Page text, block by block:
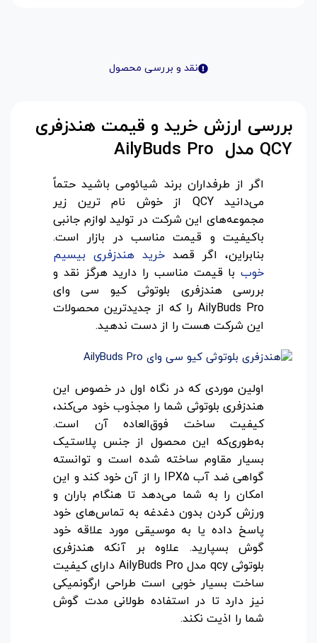
نقد و بررسی محصول
بررسی ارزش خرید و قیمت هندزفری
QCY مدل AilyBuds Pro
اگر از طرفداران برند شیائومی باشید حتماً
می‌دانید QCY از خوش نام ترین زیر
مجموعه‌های این شرکت در تولید لوازم جانبی
باکیفیت و قیمت مناسب در بازار است.
بنابراین، اگر قصد خرید هندزفری بیسیم
خوب با قیمت مناسب را دارید هرگز نقد و
بررسی هندزفری بلوتوثی کیو سی وای
AilyBuds Pro را که از جدیدترین محصولات
این شرکت هست را از دست ندهید.
اولین موردی که در نگاه اول در خصوص این
هندزفری بلوتوثی شما را مجذوب خود می‌کند،
کیفیت ساخت فوق‌العاده آن است.
به‌طوری‌که این محصول از جنس پلاستیک
بسیار مقاوم ساخته شده است و توانسته
گواهی ضد آب IPX5 را از آن خود کند و این
امکان را به شما می‌دهد تا هنگام باران و
ورزش کردن بدون دغدغه به تماس‌های خود
پاسخ داده یا به موسیقی مورد علاقه خود
گوش بسپارید. علاوه بر آنکه هندزفری
بلوتوثی qcy مدل AilyBuds Pro دارای کیفیت
ساخت بسیار خوبی است طراحی ارگونمیکی
نیز دارد تا در استفاده طولانی مدت گوش
شما را اذیت نکند.